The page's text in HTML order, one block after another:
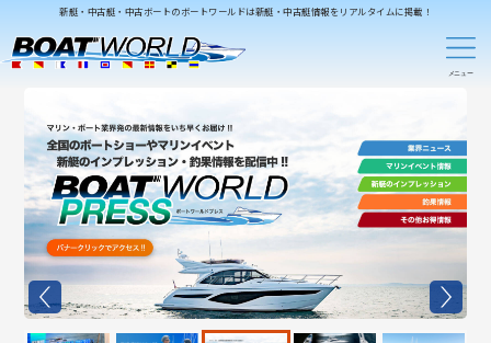
新艇・中古艇・中古ボートのボートワールドは新艇・中古艇情報をリアルタイムに掲載！